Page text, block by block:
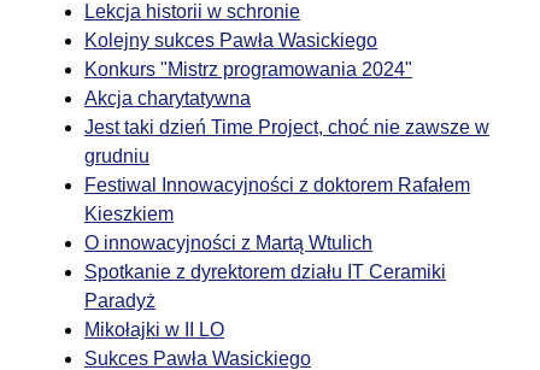
Lekcja historii w schronie
Kolejny sukces Pawła Wasickiego
Konkurs "Mistrz programowania 2024"
Akcja charytatywna
Jest taki dzień Time Project, choć nie zawsze w
grudniu
Festiwal Innowacyjności z doktorem Rafałem
Kieszkiem
O innowacyjności z Martą Wtulich
Spotkanie z dyrektorem działu IT Ceramiki
Paradyż
Mikołajki w II LO
Sukces Pawła Wasickiego